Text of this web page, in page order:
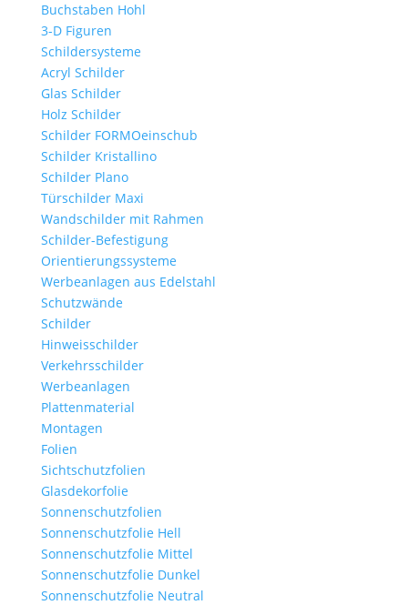
Buchstaben Hohl
3-D Figuren
Schildersysteme
Acryl Schilder
Glas Schilder
Holz Schilder
Schilder FORMOeinschub
Schilder Kristallino
Schilder Plano
Türschilder Maxi
Wandschilder mit Rahmen
Schilder-Befestigung
Orientierungssysteme
Werbeanlagen aus Edelstahl
Schutzwände
Schilder
Hinweisschilder
Verkehrsschilder
Werbeanlagen
Plattenmaterial
Montagen
Folien
Sichtschutzfolien
Glasdekorfolie
Sonnenschutzfolien
Sonnenschutzfolie Hell
Sonnenschutzfolie Mittel
Sonnenschutzfolie Dunkel
Sonnenschutzfolie Neutral